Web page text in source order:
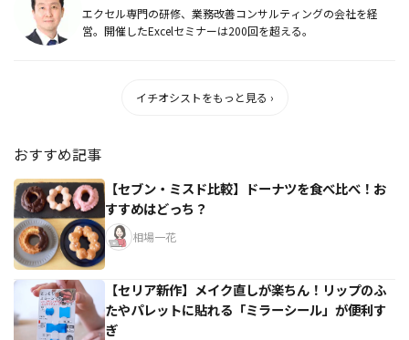
エクセル専門の研修、業務改善コンサルティングの会社を経
営。開催したExcelセミナーは200回を超える。
イチオシストをもっと見る ›
おすすめ記事
【セブン・ミスド比較】ドーナツを食べ比べ！お
すすめはどっち？
相場一花
【セリア新作】メイク直しが楽ちん！リップのふ
たやパレットに貼れる「ミラーシール」が便利す
ぎ